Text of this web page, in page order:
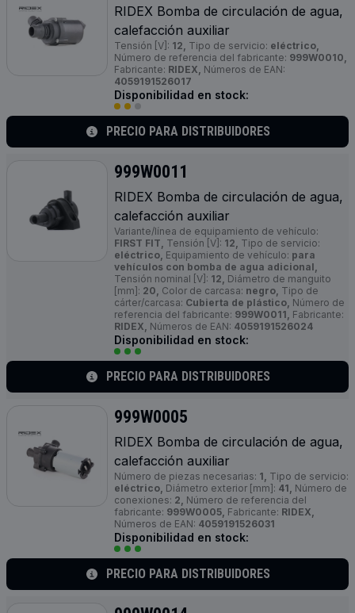
RIDEX Bomba de circulación de agua,
calefacción auxiliar
Tensión [V]: 12, Tipo de servicio: eléctrico,
Número de referencia del fabricante: 999W0010,
Fabricante: RIDEX, Números de EAN:
4059191526017
Disponibilidad en stock:
PRECIO PARA DISTRIBUIDORES
999W0011
RIDEX Bomba de circulación de agua,
calefacción auxiliar
Variante/línea de equipamiento de vehículo:
FIRST FIT, Tensión [V]: 12, Tipo de servicio:
eléctrico, Equipamiento de vehículo: para
vehículos con bomba de agua adicional,
Tensión nominal [V]: 12, Diámetro de manguito
[mm]: 20, Color de carcasa: negro, Tipo de
cárter/carcasa: Cubierta de plástico, Número de
referencia del fabricante: 999W0011, Fabricante:
RIDEX, Números de EAN: 4059191526024
Disponibilidad en stock:
PRECIO PARA DISTRIBUIDORES
999W0005
RIDEX Bomba de circulación de agua,
calefacción auxiliar
Número de piezas necesarias: 1, Tipo de servicio:
eléctrico, Diámetro exterior [mm]: 41, Número de
conexiones: 2, Número de referencia del
fabricante: 999W0005, Fabricante: RIDEX,
Números de EAN: 4059191526031
Disponibilidad en stock:
PRECIO PARA DISTRIBUIDORES